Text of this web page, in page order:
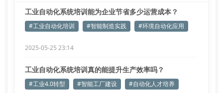
工业自动化系统培训能为企业节省多少运营成本？
#工业自动化培训 #智能制造实践 #环境自动化应用
2025-05-25 23:14
工业自动化系统培训真的能提升生产效率吗？
#工业4.0转型 #智能工厂建设 #自动化人才培养